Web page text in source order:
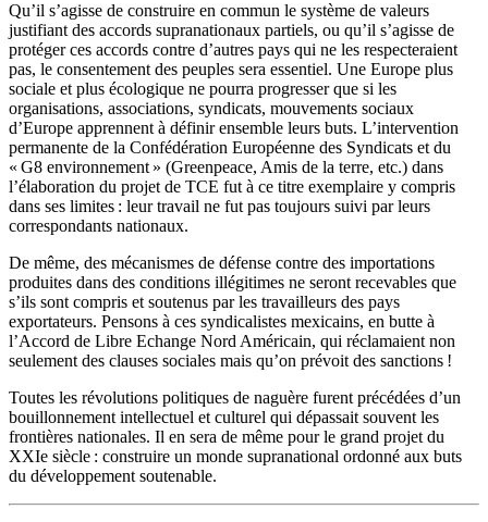
Qu’il s’agisse de construire en commun le système de valeurs
justifiant des accords supranationaux partiels, ou qu’il s’agisse de
protéger ces accords contre d’autres pays qui ne les respecteraient
pas, le consentement des peuples sera essentiel. Une Europe plus
sociale et plus écologique ne pourra progresser que si les
organisations, associations, syndicats, mouvements sociaux
d’Europe apprennent à définir ensemble leurs buts. L’intervention
permanente de la Confédération Européenne des Syndicats et du
« G8 environnement » (Greenpeace, Amis de la terre, etc.) dans
l’élaboration du projet de TCE fut à ce titre exemplaire y compris
dans ses limites : leur travail ne fut pas toujours suivi par leurs
correspondants nationaux.
De même, des mécanismes de défense contre des importations
produites dans des conditions illégitimes ne seront recevables que
s’ils sont compris et soutenus par les travailleurs des pays
exportateurs. Pensons à ces syndicalistes mexicains, en butte à
l’Accord de Libre Echange Nord Américain, qui réclamaient non
seulement des clauses sociales mais qu’on prévoit des sanctions !
Toutes les révolutions politiques de naguère furent précédées d’un
bouillonnement intellectuel et culturel qui dépassait souvent les
frontières nationales. Il en sera de même pour le grand projet du
XXIe siècle : construire un monde supranational ordonné aux buts
du développement soutenable.